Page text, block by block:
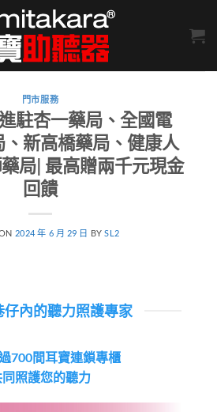
門市服務
駐杏一藥局、全國電
新高橋藥局、健康人
局| 最高贈兩千元現金
回饋
2024 年 6 月 29 日 BYSL2
仔內的聽力照護專家
700間耳寶連鎖專櫃
照護您的聽力